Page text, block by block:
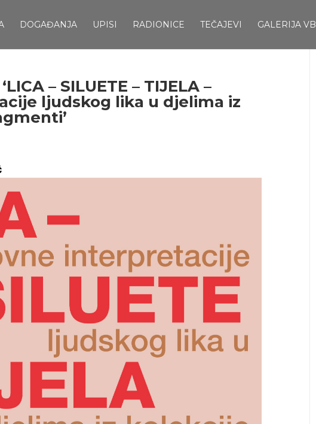
DOGAĐANJA UPISI RADIONICE TEČAJEVI GALERIJA VB
– SILUETE – TIJELA –
ljudskog lika u djelima iz